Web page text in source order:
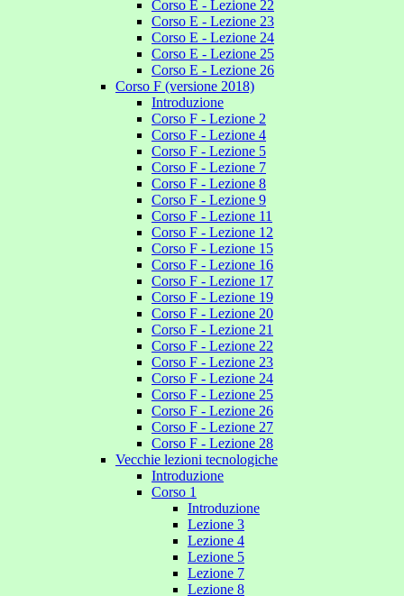
Corso E - Lezione 22
Corso E - Lezione 23
Corso E - Lezione 24
Corso E - Lezione 25
Corso E - Lezione 26
Corso F (versione 2018)
Introduzione
Corso F - Lezione 2
Corso F - Lezione 4
Corso F - Lezione 5
Corso F - Lezione 7
Corso F - Lezione 8
Corso F - Lezione 9
Corso F - Lezione 11
Corso F - Lezione 12
Corso F - Lezione 15
Corso F - Lezione 16
Corso F - Lezione 17
Corso F - Lezione 19
Corso F - Lezione 20
Corso F - Lezione 21
Corso F - Lezione 22
Corso F - Lezione 23
Corso F - Lezione 24
Corso F - Lezione 25
Corso F - Lezione 26
Corso F - Lezione 27
Corso F - Lezione 28
Vecchie lezioni tecnologiche
Introduzione
Corso 1
Introduzione
Lezione 3
Lezione 4
Lezione 5
Lezione 7
Lezione 8